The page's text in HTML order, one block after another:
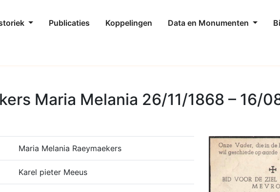
Publicaties Koppelingen Data en Monumenten
Maria Melania 26/11/1868 – 16/
Maria Melania Raeymaekers
Karel pieter Meeus